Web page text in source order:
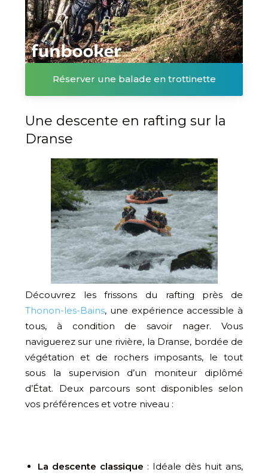
Réserver une balade en trottinette
Une descente en rafting sur la
Dranse
Découvrez les frissons du rafting près de
Thonon-les-Bains, une expérience accessible à
tous, à condition de savoir nager. Vous
naviguerez sur une rivière, la Dranse, bordée de
végétation et de rochers imposants, le tout
sous la supervision d’un moniteur diplômé
d’État. Deux parcours sont disponibles selon
vos préférences et votre niveau :
La descente classique : Idéale dès huit ans,